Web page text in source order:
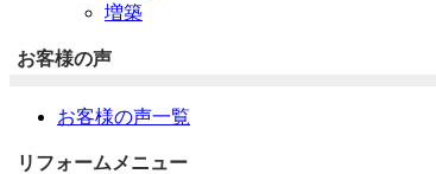
増築
お客様の声
お客様の声一覧
リフォームメニュー